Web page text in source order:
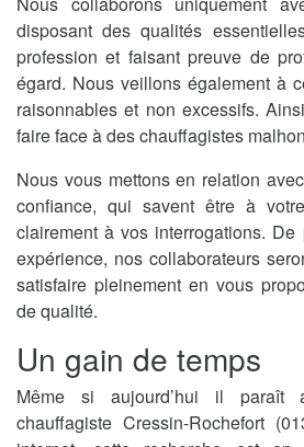
disposant des qualités
profession et faisant preuve de
égard. Nous veillons également à
raisonnables et non excessifs.
faire face à des chauffagistes
Nous vous mettons en relation
confiance, qui savent être à
clairement à vos interrogations.
expérience, nos collaborateurs
satisfaire pleinement en vous
de qualité.
Un gain de temps
Même si aujourd’hui il paraît
chauffagiste Cressin-Rochefort